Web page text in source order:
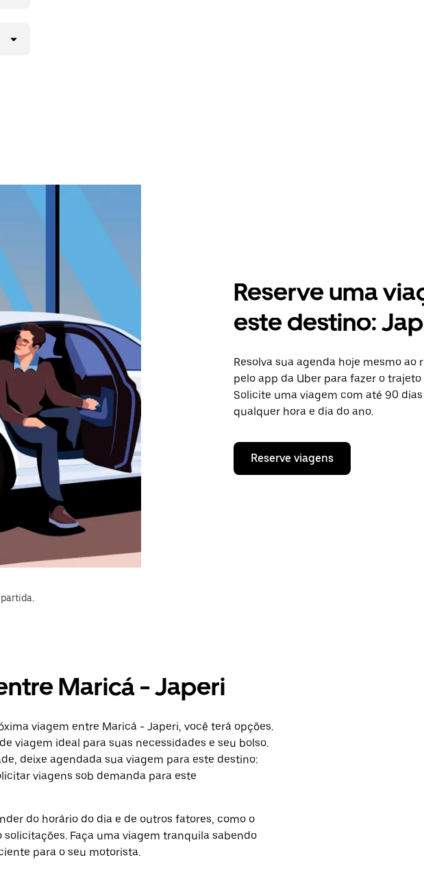
Reserve uma
este destino:
Resolva sua agenda hoje mesmo ao
pelo app da Uber para fazer o
Solicite uma viagem com até 90
qualquer hora e dia do ano.
Reserve viagens
Maricá - Japeri
viagem entre Maricá - Japeri, você terá opções.
viagem ideal para suas necessidades e seu bolso.
deixe agendada sua viagem para este destino:
viagens sob demanda para este
do horário do dia e de outros fatores, como o
Faça uma viagem tranquila sabendo
para o seu motorista.